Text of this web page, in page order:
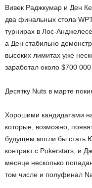
Вивек Раджкумар и Ден
два финальных стола
турнирах в Лос-
а Ден стабильно
высоких лимитах уже
заработал около $700 000
Десятку Nuts в марте
Хорошими кандидатами
которые, возможно,
будущем могли бы стать
контракт с Pokerstars, и
месяце несколько
том числе и полуфинал